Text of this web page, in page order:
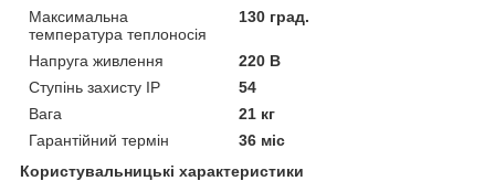
Максимальна
температура теплоносія
130 град.
Напруга живлення
220 В
Ступінь захисту IP
54
Вага
21 кг
Гарантійний термін
36 міс
Користувальницькі характеристики